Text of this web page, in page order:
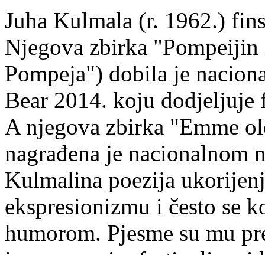
Juha Kulmala (r. 1962.)
Njegova zbirka
Pompeja") dobila je
Bear 2014. koju
A njegova zbirka "Emme
nagrađena je nacionalnom
Kulmalina poezija
ekspresionizmu i često se
humorom. Pjesme su mu